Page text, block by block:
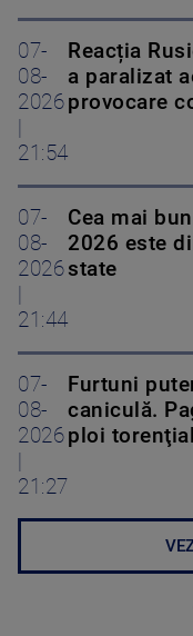
07-
08-
2026
|
21:54
Reacția
a paralizat
provocare
07-
08-
2026
|
21:44
Cea mai
2026 este
state
07-
08-
2026
|
21:27
Furtuni
caniculă.
ploi